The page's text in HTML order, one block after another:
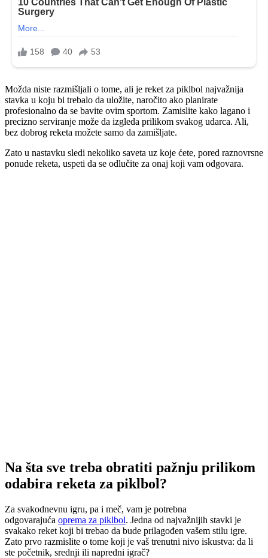
Možda niste razmišljali o tome, ali je reket za piklbol najvažnija
stavka u koju bi trebalo da uložite, naročito ako planirate
profesionalno da se bavite ovim sportom. Zamislite kako lagano i
precizno serviranje može da izgleda prilikom svakog udarca. Ali,
bez dobrog reketa možete samo da zamišljate.
Zato u nastavku sledi nekoliko saveta uz koje ćete, pored raznovrsne
ponude reketa, uspeti da se odlučite za onaj koji vam odgovara.
Na šta sve treba obratiti pažnju prilikom
odabira reketa za piklbol?
Za svakodnevnu igru, pa i meč, vam je potrebna
odgovarajuća oprema za piklbol. Jedna od najvažnijih stavki je
svakako reket koji bi trebao da bude prilagođen vašem stilu igre.
Zato prvo razmislite o tome koji je vaš trenutni nivo iskustva: da li
ste početnik, srednji ili napredni igrač?